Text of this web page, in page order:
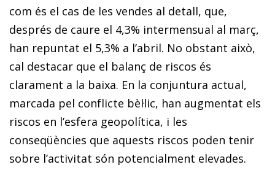
com és el cas de les vendes al detall, que,
després de caure el 4,3% intermensual al març,
han repuntat el 5,3% a l’abril. No obstant això,
cal destacar que el balanç de riscos és
clarament a la baixa. En la conjuntura actual,
marcada pel conflicte bèl·lic, han augmentat els
riscos en l’esfera geopolítica, i les
conseqüències que aquests riscos poden tenir
sobre l’activitat són potencialment elevades.